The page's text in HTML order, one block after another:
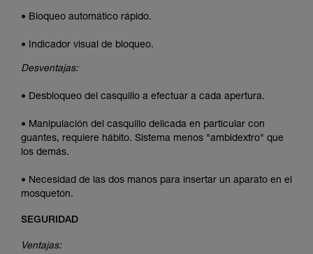
• Bloqueo automático rápido.
• Indicador visual de bloqueo.
Desventajas:
• Desbloqueo del casquillo a efectuar a cada apertura.
• Manipulación del casquillo delicada en particular con
guantes, requiere hábito. Sistema menos "ambidextro" que
los demás.
• Necesidad de las dos manos para insertar un aparato en el
mosquetón.
SEGURIDAD
Ventajas: